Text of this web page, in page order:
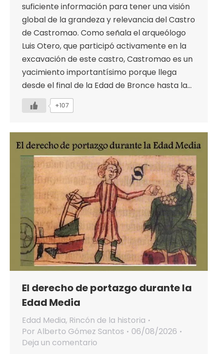
suficiente información para tener una visión
global de la grandeza y relevancia del Castro
de Castromao. Como señala el arqueólogo
Luis Otero, que participó activamente en la
excavación de este castro, Castromao es un
yacimiento importantísimo porque llega
desde el final de la Edad de Bronce hasta la…
+107
El derecho de portazgo durante la
Edad Media
Edad Media, Rincón de la historia
Por Alberto Gómez Santos
06/08/2026
Deja un comentario